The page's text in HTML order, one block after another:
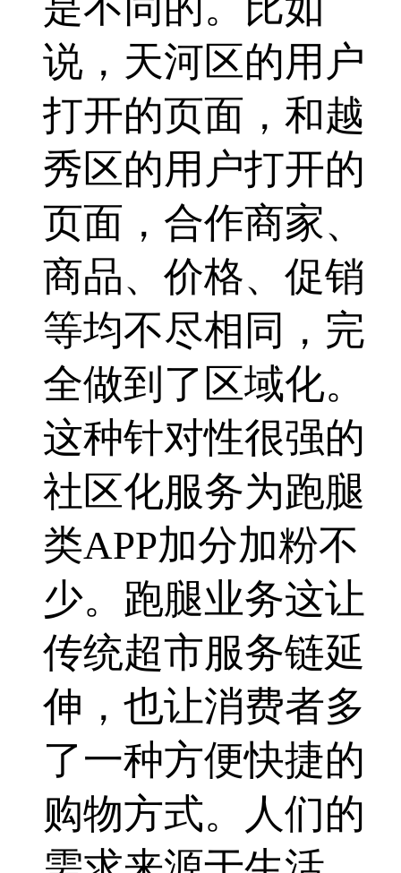
说，天河区的用户
打开的页面，和越
秀区的用户打开的
页面，合作商家、
商品、价格、促销
等均不尽相同，完
全做到了区域化。
这种针对性很强的
社区化服务为跑腿
类APP加分加粉不
少。跑腿业务这让
传统超市服务链延
伸，也让消费者多
了一种方便快捷的
购物方式。人们的